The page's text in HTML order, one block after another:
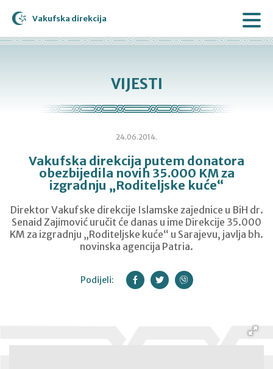
Vakufska direkcija
VIJESTI
24.06.2014.
Vakufska direkcija putem donatora
obezbijedila novih 35.000 KM za
izgradnju „Roditeljske kuće“
Direktor Vakufske direkcije Islamske zajednice u BiH dr.
Senaid Zajimović uručit će danas u ime Direkcije 35.000
KM za izgradnju „Roditeljske kuće“ u Sarajevu, javlja bh.
novinska agencija Patria.
Podijeli: